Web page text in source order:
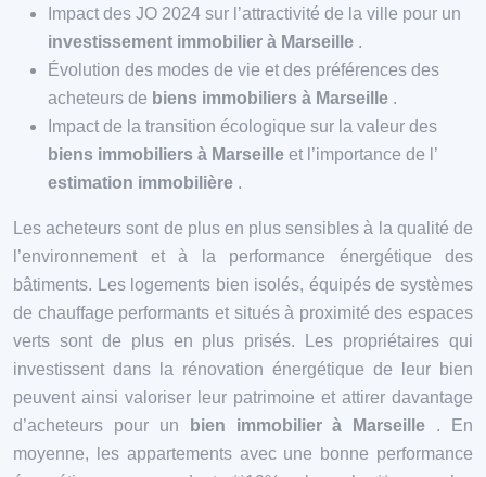
Impact des JO 2024 sur l’attractivité de la ville pour un
investissement immobilier à Marseille .
Évolution des modes de vie et des préférences des
acheteurs de biens immobiliers à Marseille .
Impact de la transition écologique sur la valeur des
biens immobiliers à Marseille et l’importance de l’
estimation immobilière .
Les acheteurs sont de plus en plus sensibles à la qualité de
l’environnement et à la performance énergétique des
bâtiments. Les logements bien isolés, équipés de systèmes
de chauffage performants et situés à proximité des espaces
verts sont de plus en plus prisés. Les propriétaires qui
investissent dans la rénovation énergétique de leur bien
peuvent ainsi valoriser leur patrimoine et attirer davantage
d’acheteurs pour un
bien immobilier à Marseille . En
moyenne, les appartements avec une bonne performance